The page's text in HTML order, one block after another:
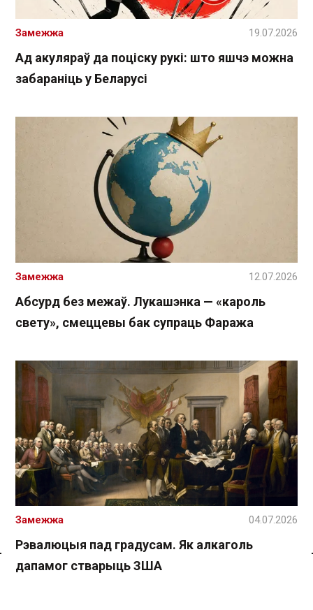
Спасылка без VPN
Ад акуляраў да поціску рукі: што яшчэ можна
забараніць у Беларусі
Замежжа 19.07.2026
Абсурд без межаў. Лукашэнка — «кароль
свету», смеццевы бак супраць Фаража
Замежжа 12.07.2026
Рэвалюцыя пад градусам. Як алкаголь
дапамог стварыць ЗША
Замежжа 04.07.2026